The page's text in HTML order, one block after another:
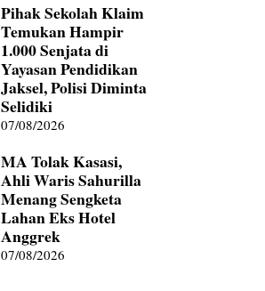
Pihak Sekolah Klaim
Temukan Hampir
1.000 Senjata di
Yayasan Pendidikan
Jaksel, Polisi Diminta
Selidiki
07/08/2026
MA Tolak Kasasi,
Ahli Waris Sahurilla
Menang Sengketa
Lahan Eks Hotel
Anggrek
07/08/2026